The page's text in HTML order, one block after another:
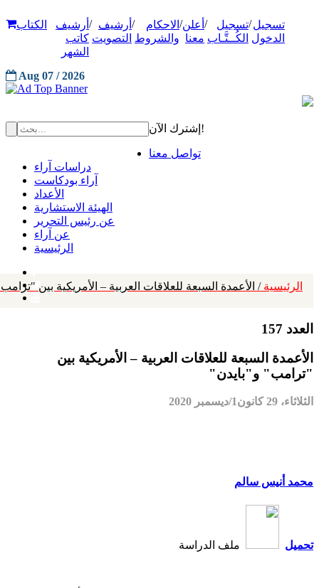
تسجيل
الدخول
/تسجيل
الكُــتَّـاب
/ أعلن
معنا
/ الاحكام
والشروط
/ أرشيف
التصويت
/ أرشيف
كاتب
الشهر
الكتاب
Aug 07 / 2026
إشترك الآن!
تواصل معنا
دراسات آراء
آراء بودكاست
الأعداد
الهيئة الاستشارية
عن رئيس التحرير
عن آراء
الرئيسية
الرئيسية / الأعمدة السبعة للعلاقات العربية – الأمريكية بين
العدد 157
الأعمدة السبعة للعلاقات العربية – الأمريكية بين
"ترامب" و"بايدن"
الثلاثاء، 29 كانون1/ديسمبر 2020
محمد أنيس سالم
تحميل ملف الدراسة